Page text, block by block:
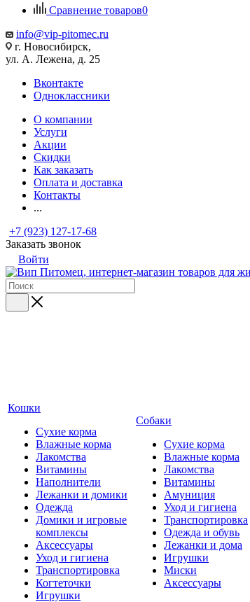
Сравнение товаров0
info@vip-pitomec.ru
г. Новосибирск,
ул. А. Лежена, д. 25
Вконтакте
Одноклассники
О компании
Услуги
Акции
Скидки
Как заказать
Оплата и доставка
Контакты
...
+7 (923) 127-17-68
Заказать звонок
Войти
Кошки
Сухие корма
Влажные корма
Лакомства
Витамины
Наполнители
Лежанки и домики
Одежда
Домики и игровые
комплексы
Аксессуары
Уход и гигиена
Транспортировка
Когтеточки
Игрушки
Собаки
Сухие корма
Влажные корма
Лакомства
Витамины
Амуниция
Уход и гигиена
Транспортировка
Одежда и обувь
Лежанки и дома
Игрушки
Миски
Аксессуары